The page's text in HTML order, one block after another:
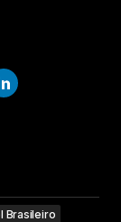
Brasileiro